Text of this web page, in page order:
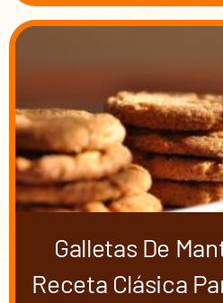
Galletas De
Receta Clásica